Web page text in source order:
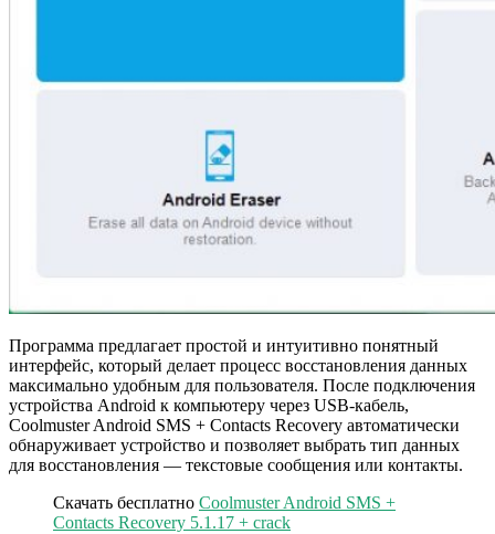
Программа предлагает простой и интуитивно понятный
интерфейс, который делает процесс восстановления данных
максимально удобным для пользователя. После подключения
устройства Android к компьютеру через USB-кабель,
Coolmuster Android SMS + Contacts Recovery автоматически
обнаруживает устройство и позволяет выбрать тип данных
для восстановления — текстовые сообщения или контакты.
Скачать бесплатно Coolmuster Android SMS +
Contacts Recovery 5.1.17 + crack